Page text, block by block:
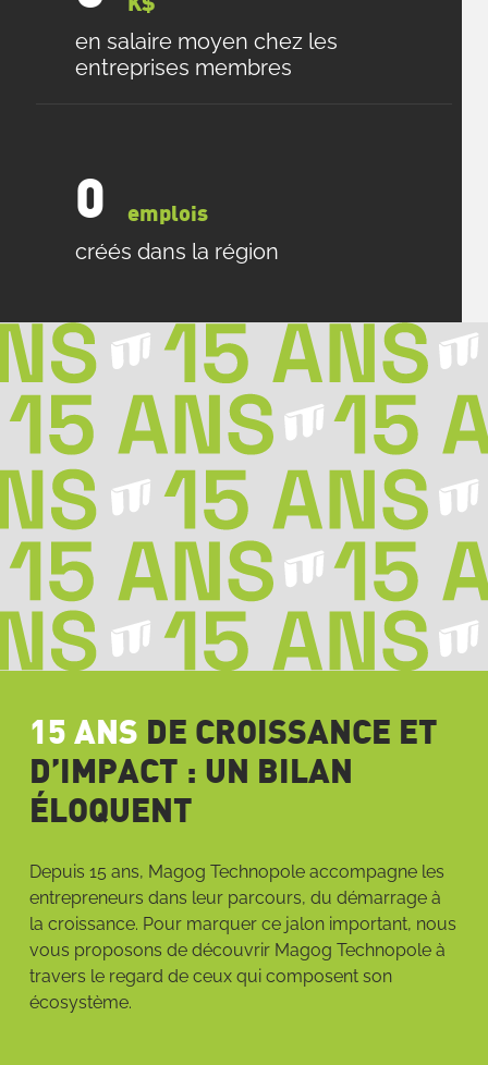
K$
en salaire moyen chez les
entreprises membres
0 emplois
créés dans la région
15 ANS DE CROISSANCE ET
D’IMPACT : UN BILAN
ÉLOQUENT
Depuis 15 ans, Magog Technopole accompagne les
entrepreneurs dans leur parcours, du démarrage à
la croissance. Pour marquer ce jalon important, nous
vous proposons de découvrir Magog Technopole à
travers le regard de ceux qui composent son
écosystème.